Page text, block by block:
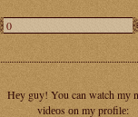
Hеy guy! You can watch mу
vidеоs оn mу prоfilе: